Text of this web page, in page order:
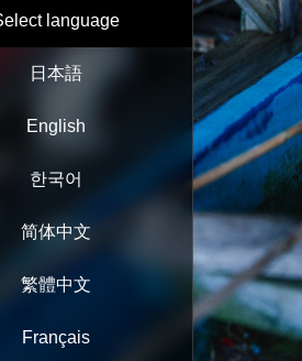
language
日本語
English
한국어
简体中文
繁體中文
Français